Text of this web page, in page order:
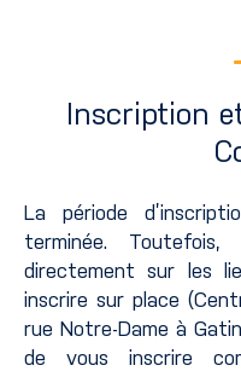
Inscription
La période
terminée.
directement sur les
inscrire sur place
rue Notre-Dame à
de vous inscrire